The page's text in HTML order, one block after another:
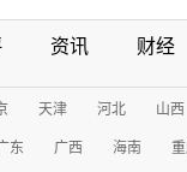
资讯 财经
天津 河北 山西
东 广西 海南